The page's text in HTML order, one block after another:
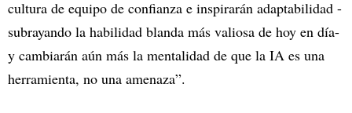
cultura de equipo de confianza e inspirarán adaptabilidad -
subrayando la habilidad blanda más valiosa de hoy en día-
y cambiarán aún más la mentalidad de que la IA es una
herramienta, no una amenaza”.